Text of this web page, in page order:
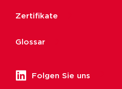
Zertifikate
Glossar
Folgen Sie uns